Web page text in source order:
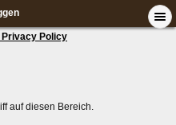
Privacy Policy
auf diesen Bereich.